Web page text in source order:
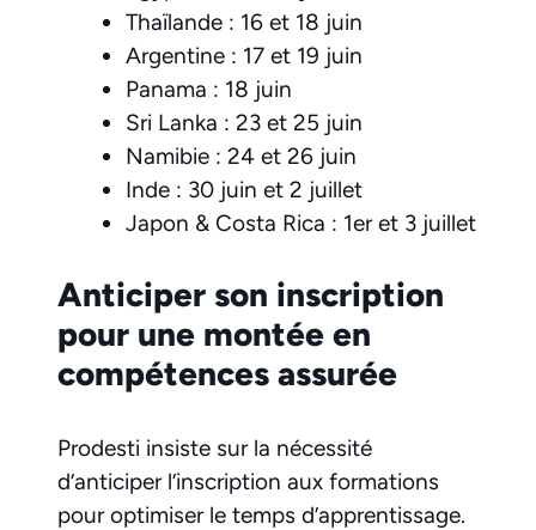
Thaïlande : 16 et 18 juin
Argentine : 17 et 19 juin
Panama : 18 juin
Sri Lanka : 23 et 25 juin
Namibie : 24 et 26 juin
Inde : 30 juin et 2 juillet
Japon & Costa Rica : 1er et 3 juillet
Anticiper son inscription
pour une montée en
compétences assurée
Prodesti insiste sur la nécessité
d’anticiper l’inscription aux formations
pour optimiser le temps d’apprentissage.